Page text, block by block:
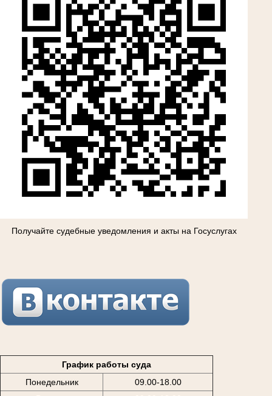
Получайте судебные уведомления и акты на Госуслугах
График работы суда
Понедельник
09.00-18.00